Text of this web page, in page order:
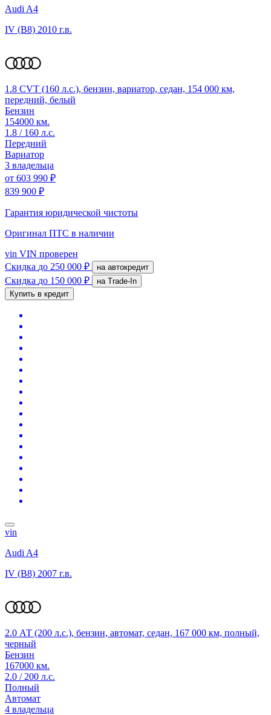
Audi A4
IV (B8) 2010 г.в.
1.8 CVT (160 л.с.), бензин, вариатор, седан, 154 000 км,
передний, белый
Бензин
154000 км.
1.8 / 160 л.с.
Передний
Вариатор
3 владельца
от 603 990 ₽
839 900 ₽
Гарантия юридической чистоты
Оригинал ПТС в наличии
vin VIN проверен
Скидка до 250 000 ₽ на автокредит
Скидка до 150 000 ₽
на Trade-In
Купить в кредит
vin
Audi A4
IV (B8) 2007 г.в.
2.0 АТ (200 л.с.), бензин, автомат, седан, 167 000 км, полный,
черный
Бензин
167000 км.
2.0 / 200 л.с.
Полный
Автомат
4 владельца